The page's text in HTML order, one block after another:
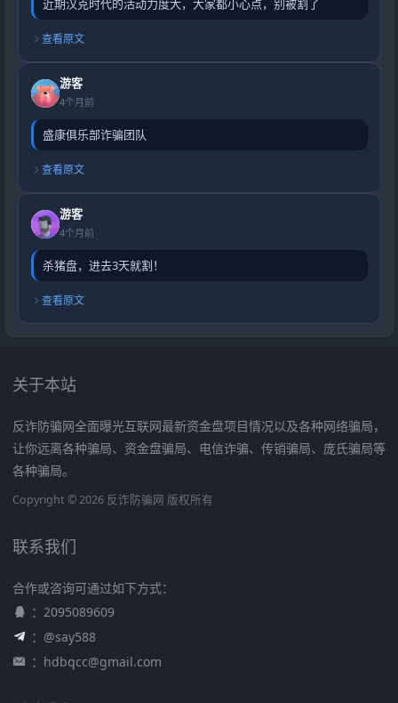
查看原文
游客
4个月前
盛康俱乐部诈骗团队
查看原文
游客
4个月前
杀猪盘，进去3天就割！
查看原文
关于本站
反诈防骗网全面曝光互联网最新资金盘项目情况以及各种网络骗局，
让你远离各种骗局、资金盘骗局、电信诈骗、传销骗局、庞氏骗局等
各种骗局。
Copyright © 2026 反诈防骗网 版权所有
联系我们
合作或咨询可通过如下方式：
：2095089609
：@say588
： hdbqcc@gmail.com